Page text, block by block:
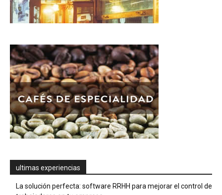
ultimas experiencias
La solución perfecta: software RRHH para mejorar el control de